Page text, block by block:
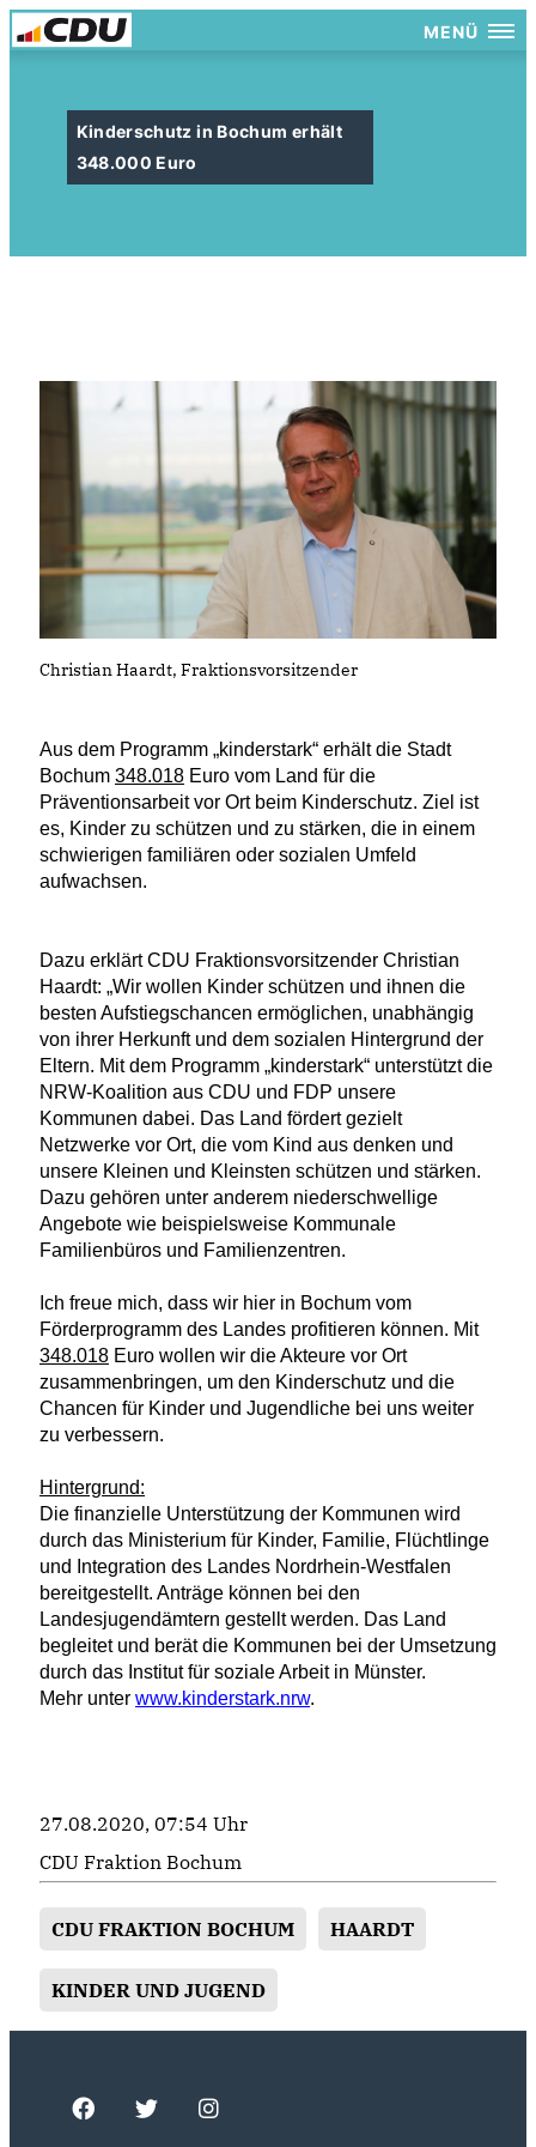
MENÜ
Kinderschutz in Bochum erhält
348.000 Euro
Christian Haardt, Fraktionsvorsitzender
Aus dem Programm „kinderstark“ erhält die Stadt
Bochum 348.018 Euro vom Land für die
Präventionsarbeit vor Ort beim Kinderschutz. Ziel ist
es, Kinder zu schützen und zu stärken, die in einem
schwierigen familiären oder sozialen Umfeld
aufwachsen.
Dazu erklärt CDU Fraktionsvorsitzender Christian
Haardt: „Wir wollen Kinder schützen und ihnen die
besten Aufstiegschancen ermöglichen, unabhängig
von ihrer Herkunft und dem sozialen Hintergrund der
Eltern. Mit dem Programm „kinderstark“ unterstützt die
NRW-Koalition aus CDU und FDP unsere
Kommunen dabei. Das Land fördert gezielt
Netzwerke vor Ort, die vom Kind aus denken und
unsere Kleinen und Kleinsten schützen und stärken.
Dazu gehören unter anderem niederschwellige
Angebote wie beispielsweise Kommunale
Familienbüros und Familienzentren.
Ich freue mich, dass wir hier in Bochum vom
Förderprogramm des Landes profitieren können. Mit
348.018 Euro wollen wir die Akteure vor Ort
zusammenbringen, um den Kinderschutz und die
Chancen für Kinder und Jugendliche bei uns weiter
zu verbessern.
Hintergrund:
Die finanzielle Unterstützung der Kommunen wird
durch das Ministerium für Kinder, Familie, Flüchtlinge
und Integration des Landes Nordrhein-Westfalen
bereitgestellt. Anträge können bei den
Landesjugendämtern gestellt werden. Das Land
begleitet und berät die Kommunen bei der Umsetzung
durch das Institut für soziale Arbeit in Münster.
Mehr unter www.kinderstark.nrw.
27.08.2020, 07:54 Uhr
CDU Fraktion Bochum
CDU FRAKTION BOCHUM HAARDT
KINDER UND JUGEND